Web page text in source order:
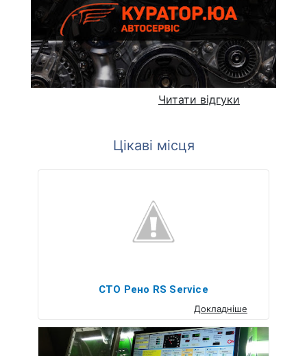
Читати відгуки
Цікаві місця
СТО Рено RS Service
Докладніше